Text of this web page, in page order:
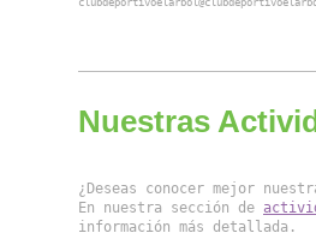
Nuestras
¿Deseas conocer mejor
En nuestra sección de
información más detallada.